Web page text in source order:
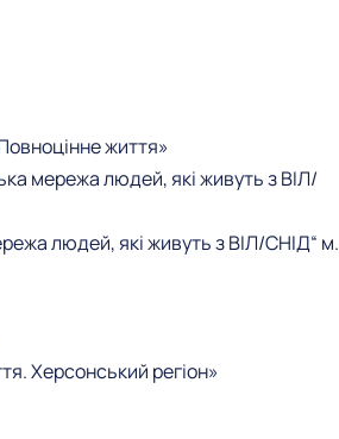
життя»
мережа людей, які живуть з ВІЛ/
людей, які живуть з ВІЛ/СНІД“ м.
Херсонський регіон»